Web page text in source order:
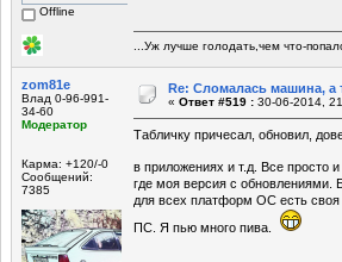
Offline
...Уж лучше голодать,чем что-
zom81e
Влад 0-96-991-
34-60
Модератор
Карма: +120/-0
Сообщений:
7385
Re: Сломалась машина,
« Ответ #519 : 30-06-2014,
Табличку причесал, обновил,
в приложениях и т.д. Все
где моя версия с обновлениями.
для всех платформ ОС есть
ПС. Я пью много пива.